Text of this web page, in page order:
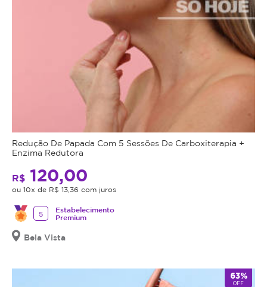
Redução De Papada Com 5 Sessões De Carboxiterapia +
Enzima Redutora
R$ 120,00
ou 10x de R$ 13,36 com juros
5
Estabelecimento
Premium
Bela Vista
63%
OFF